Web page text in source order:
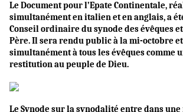
Le Document pour l’Epate Continentale,
simultanément en italien et en anglais, a
Conseil ordinaire du synode des évêques
Père. Il sera rendu public à la mi-octobre
simultanément à tous les évêques comme
restitution au peuple de Dieu.
Le Synode sur la synodalité entre dans